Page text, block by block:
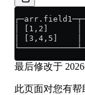
│ [1,2]
│ [3,4,5]
最后修改于
此页面对您有帮